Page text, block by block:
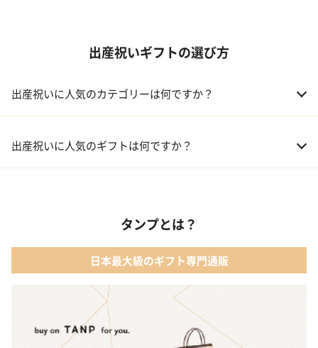
出産祝いギフトの選び方
出産祝いに人気のカテゴリーは何ですか？
02 ベビー寝具・家具
04 ベビー・キッズファッション
06 タオル
出産祝いに人気のギフトは何ですか？
02 【名入れギフト】音いっぱい積み木｜エド・インター
03 ママズケア セレクトボックス｜モディッシュ
04 フレイバーおむつケーキ｜AIRIM baby（アイリムベビー）
05 Chouette フード付きバスタオル&ハンカチセット｜コンテッ
タンプとは？
日本最大級のギフト専門通販